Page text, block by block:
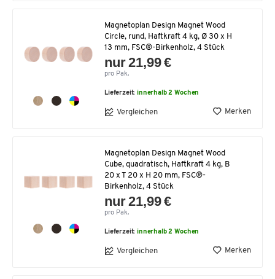
Magnetoplan Design Magnet Wood
Circle, rund, Haftkraft 4 kg, Ø 30 x H
13 mm, FSC®-Birkenholz, 4 Stück
nur 21,99 €
pro Pak.
Lieferzeit:innerhalb 2 Wochen
Vergleichen Merken
Magnetoplan Design Magnet Wood
Cube, quadratisch, Haftkraft 4 kg, B
20 x T 20 x H 20 mm, FSC®-
Birkenholz, 4 Stück
nur 21,99 €
pro Pak.
Lieferzeit:innerhalb 2 Wochen
Vergleichen Merken